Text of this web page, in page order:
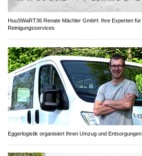
HuuSWaRT36 Renate Mächler GmbH: Ihre Experten
Reinigungsservices
Eggerlogistik organisiert Ihren Umzug und Entsorgungen